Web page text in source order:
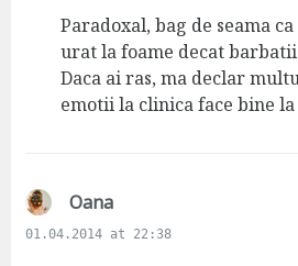
s
:
Paradoxal, bag de seama
urat la foame decat
Daca ai ras, ma declar
emotii la clinica face bine la
Oanas
a
01.04.2014 at 22:38